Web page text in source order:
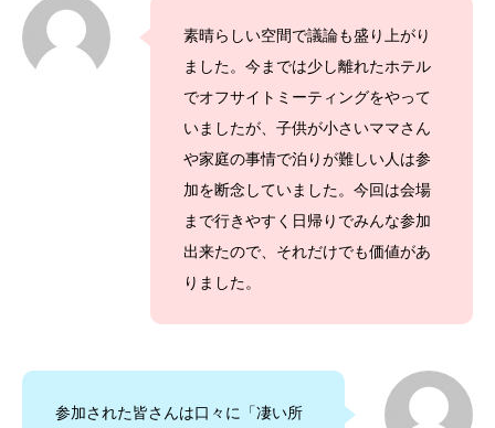
素晴らしい空間で議論も盛り上がり
ました。今までは少し離れたホテル
でオフサイトミーティングをやって
いましたが、子供が小さいママさん
や家庭の事情で泊りが難しい人は参
加を断念していました。今回は会場
まで行きやすく日帰りでみんな参加
出来たので、それだけでも価値があ
りました。
参加された皆さんは口々に「凄い所